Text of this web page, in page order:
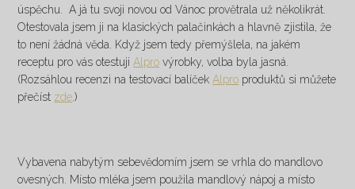
úspěchu. A já tu svoji novou od Vánoc provětrala už několikrát.
Otestovala jsem ji na klasických palačinkách a hlavně zjistila, že
to není žádná věda. Když jsem tedy přemýšlela, na jakém
receptu pro vás otestujiAlpro výrobky, volba byla jasná.
(Rozsáhlou recenzi na testovací balíčekAlpro produktů si můžete
přečíst zde.)
Vybavena nabytým sebevědomím jsem se vrhla do mandlovo
ovesných. Místo mléka jsem použila mandlový nápoj a místo